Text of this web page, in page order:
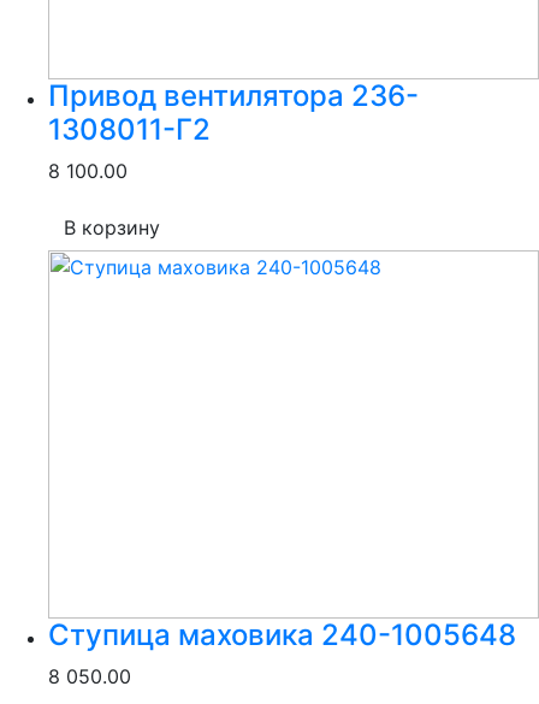
Привод вентилятора 236-
1308011-Г2
8 100.00
В корзину
Ступица маховика 240-1005648
8 050.00